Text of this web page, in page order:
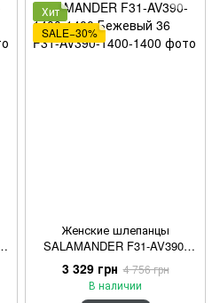
Хит
SALE−30%
Женские шлепанцы
SALAMANDER F31-AV390-
1400-1400 Бежевый 36
3 329 грн 4 756 грн
В наличии